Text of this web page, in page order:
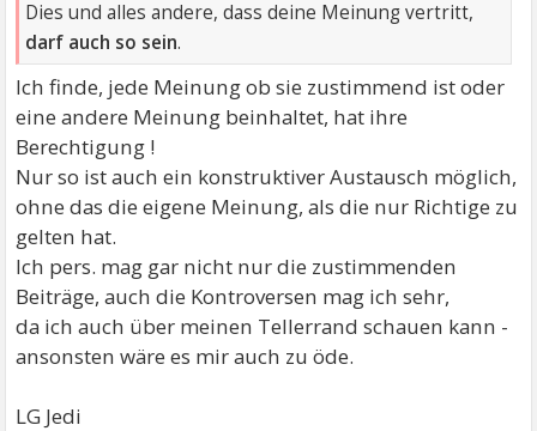
Dies und alles andere, dass deine Meinung vertritt,
darf auch so sein.
Ich finde, jede Meinung ob sie zustimmend ist oder
eine andere Meinung beinhaltet, hat ihre
Berechtigung !
Nur so ist auch ein konstruktiver Austausch möglich,
ohne das die eigene Meinung, als die nur Richtige zu
gelten hat.
Ich pers. mag gar nicht nur die zustimmenden
Beiträge, auch die Kontroversen mag ich sehr,
da ich auch über meinen Tellerrand schauen kann -
ansonsten wäre es mir auch zu öde.
LG Jedi